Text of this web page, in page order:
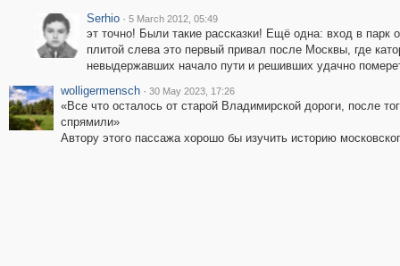
Serhio · 5 March 2012, 05:49
эт точно! Были такие рассказки! Ещё одна: вход в парк
плитой слева это первый привал после Москвы, где
невыдержавших начало пути и решивших удачно
wolligermensch · 30 May 2023, 17:26
«Все что осталось от старой Владимирской дороги, после
спрямили»
Автору этого пассажа хорошо бы изучить историю